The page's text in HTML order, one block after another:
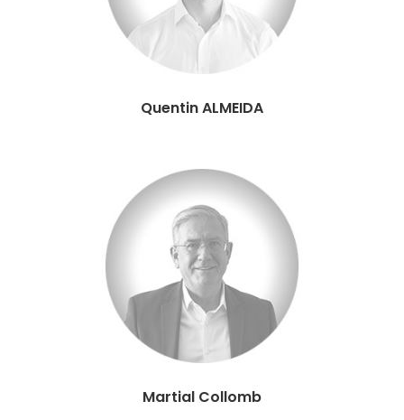
Quentin ALMEIDA
Martial Collomb